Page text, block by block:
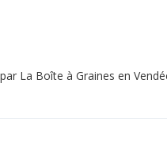
La Boîte à Graines en